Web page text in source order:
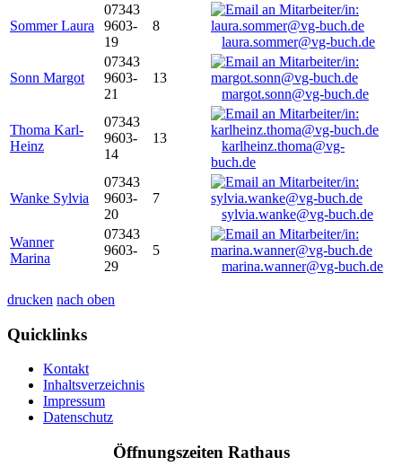
Sommer Laura
07343
9603-
19
8
laura.sommer@vg-buch.de
Sonn Margot
07343
9603-
21
13
margot.sonn@vg-buch.de
Thoma Karl-
Heinz
07343
9603-
14
13
karlheinz.thoma@vg-
buch.de
Wanke Sylvia
07343
9603-
20
7
sylvia.wanke@vg-buch.de
Wanner
Marina
07343
9603-
29
5
marina.wanner@vg-buch.de
drucken nach oben
Quicklinks
Kontakt
Inhaltsverzeichnis
Impressum
Datenschutz
Öffnungszeiten Rathaus